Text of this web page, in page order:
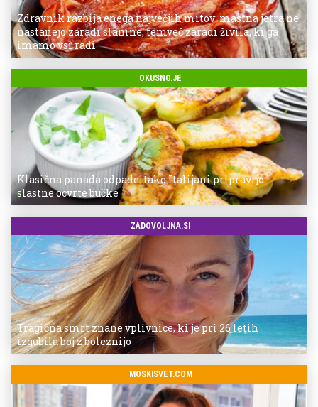
Zdravnik razbija enega največjih mitov: mastna jetra ne
nastanejo zaradi slanine, temveč zaradi živila, ki ga
imamo vsi radi
OKUSNO.JE
Klasična panada odpade: tako Italijani pripravijo
slastne ocvrte bučke
ZADOVOLJNA.SI
Tragična smrt znane vplivnice, ki je pri 26 letih
izgubila boj z boleznijo
MOSKISVET.COM